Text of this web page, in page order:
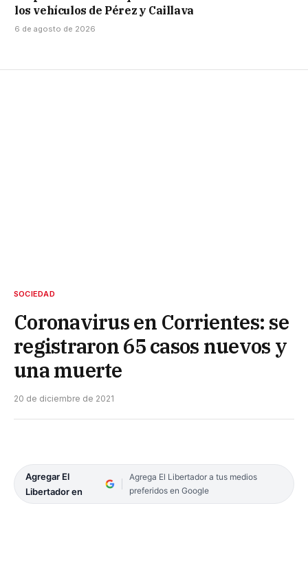
los vehículos de Pérez y Caillava
6 de agosto de 2026
SOCIEDAD
Coronavirus en Corrientes: se
registraron 65 casos nuevos y
una muerte
20 de diciembre de 2021
Agregar El
Libertador en
Agrega El Libertador a tus medios
preferidos en Google